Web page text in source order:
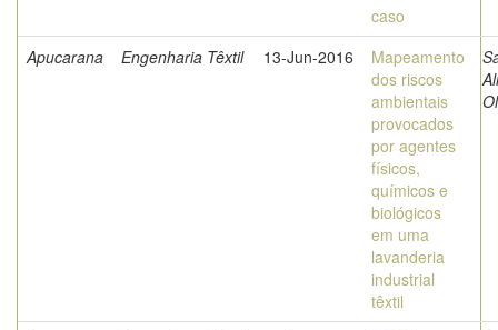
caso
Apucarana
Engenharia Têxtil 13-Jun-2016
Mapeamento
dos riscos
ambientais
provocados
por agentes
físicos,
químicos e
biológicos
em uma
lavanderia
industrial
têxtil